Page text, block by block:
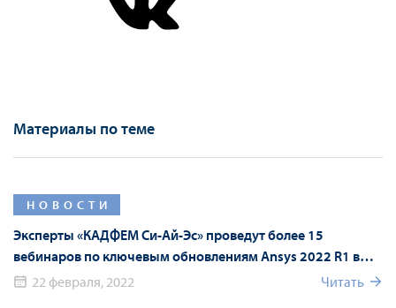
Материалы по теме
НОВОСТИ
Эксперты «КАДФЕМ Си-Ай-Эс» проведут более 15
вебинаров по ключевым обновлениям Ansys 2022 R1 в
рамках Форума Ansys
22 февраля, 2022 Читать